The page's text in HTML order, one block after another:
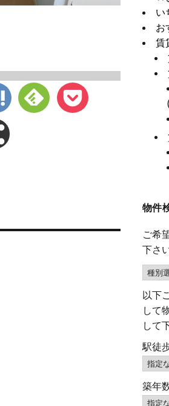
い
お
賃
物件
ご希
下さ
以下
して
して
駅徒
築年